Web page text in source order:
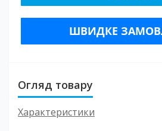
ШВИДКЕ
Огляд товару
Характеристики